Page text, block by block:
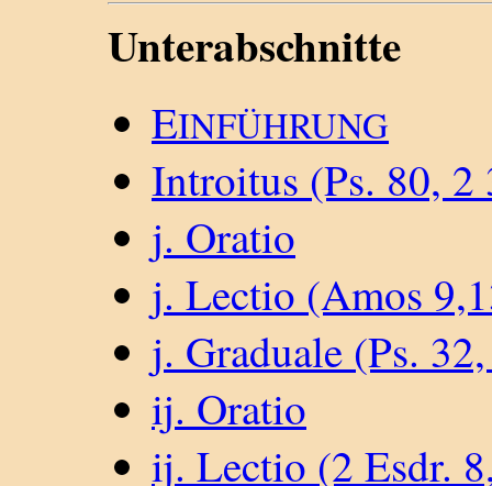
Unterabschnitte
EINFÜHRUNG
Introitus (Ps. 80, 2
j. Oratio
j. Lectio (Amos
j. Graduale (Ps.
ij. Oratio
ij. Lectio (2 Esdr.